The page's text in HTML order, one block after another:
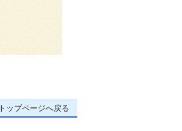
トップページへ戻る